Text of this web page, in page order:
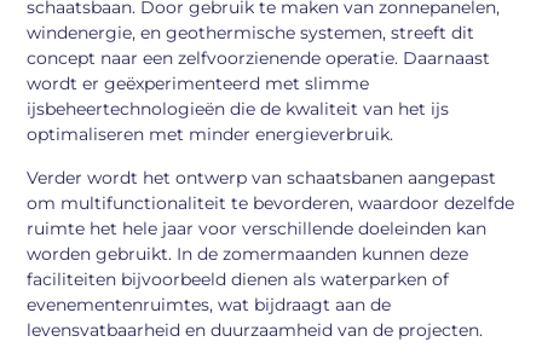
schaatsbaan. Door gebruik te maken van zonnepanelen,
windenergie, en geothermische systemen, streeft dit
concept naar een zelfvoorzienende operatie. Daarnaast
wordt er geëxperimenteerd met slimme
ijsbeheertechnologieën die de kwaliteit van het ijs
optimaliseren met minder energieverbruik.
Verder wordt het ontwerp van schaatsbanen aangepast
om multifunctionaliteit te bevorderen, waardoor dezelfde
ruimte het hele jaar voor verschillende doeleinden kan
worden gebruikt. In de zomermaanden kunnen deze
faciliteiten bijvoorbeeld dienen als waterparken of
evenementenruimtes, wat bijdraagt aan de
levensvatbaarheid en duurzaamheid van de projecten.